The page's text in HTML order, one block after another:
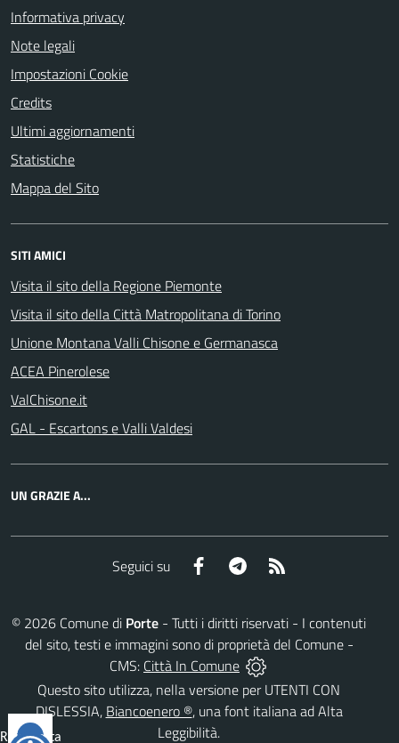
Informativa privacy
Note legali
Impostazioni Cookie
Credits
Ultimi aggiornamenti
Statistiche
Mappa del Sito
SITI AMICI
Visita il sito della Regione Piemonte
Visita il sito della Città Matropolitana di Torino
Unione Montana Valli Chisone e Germanasca
ACEA Pinerolese
ValChisone.it
GAL - Escartons e Valli Valdesi
UN GRAZIE A...
Seguici su Facebook Telegram
© 2026 Comune di Porte - Tutti i diritti riservati - I contenuti
del sito, testi e immagini sono di proprietà del Comune -
CMS: Città In Comune
Questo sito utilizza, nella versione per UTENTI CON
DISLESSIA, Biancoenero ®, una font italiana ad Alta
Leggibilità.
Reimposta